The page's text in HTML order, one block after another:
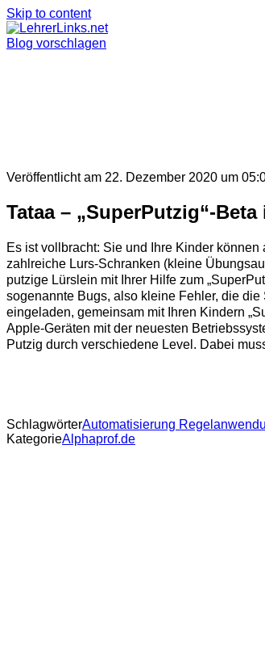
Skip to content
Blog vorschlagen
Veröffentlicht am 22. Dezember 2020 um
Tataa – „SuperPutzig“-Beta
Es ist vollbracht: Sie und Ihre Kinder
zahlreiche Lurs-Schranken (kleine
putzige Lürslein mit Ihrer Hilfe zum
sogenannte Bugs, also kleine Fehler, die
eingeladen, gemeinsam mit Ihren Kindern
Apple-Geräten mit der neuesten
Putzig durch verschiedene Level. Dabei
SchlagwörterAutomatisierung
KategorieAlphaprof.de